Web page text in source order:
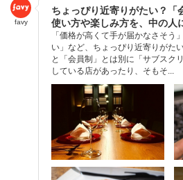
favy
ちょっぴり近寄りがたい？「
使い方や楽しみ方を、中の人
「価格が高くて手が届かなさそう
い」など、ちょっぴり近寄りがた
と「会員制」とは別に「サブスク
している店があったり、そもそ...